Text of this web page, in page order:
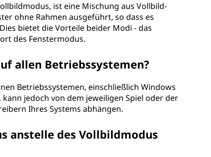
ist eine Mischung aus Vollbild-
ohne Rahmen ausgeführt, so dass es
bietet die Vorteile beider Modi - das
des Fenstermodus.
allen Betriebssystemen?
Betriebssystemen, einschließlich Windows
jedoch von dem jeweiligen Spiel oder der
Ihres Systems abhängen.
anstelle des Vollbildmodus